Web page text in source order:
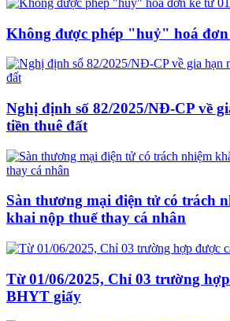
Không được phép "huỷ" hoá đơn
Nghị định số 82/2025/NĐ-CP về
tiền thuê đất
Sàn thương mại điện tử có trách
khai nộp thuế thay cá nhân
Từ 01/06/2025, Chỉ 03 trường
BHYT giấy